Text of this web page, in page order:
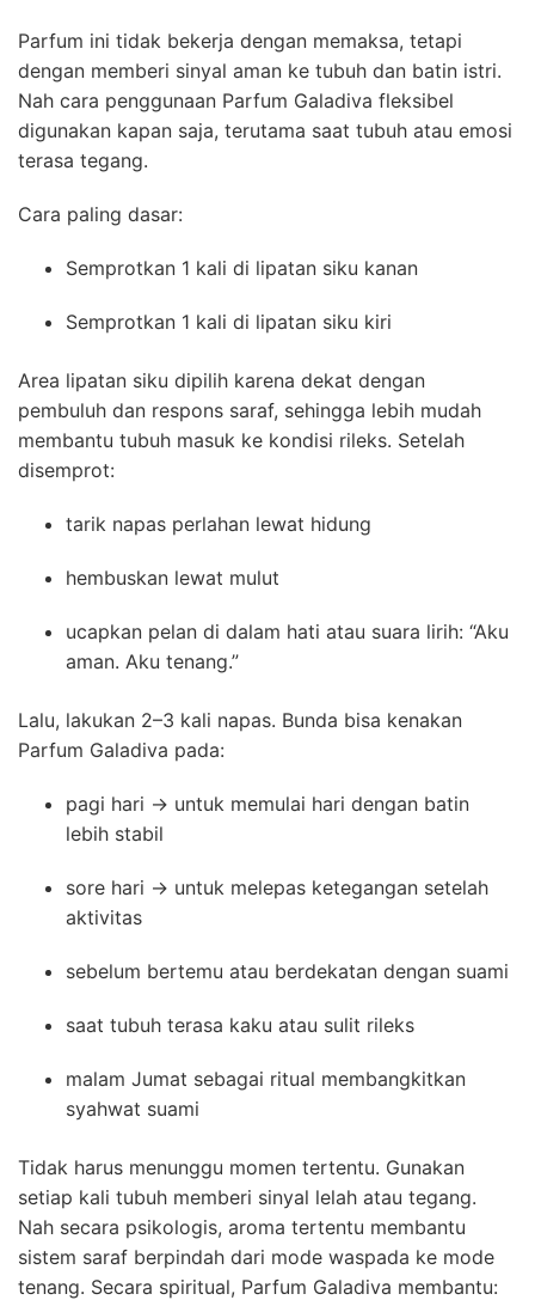
Parfum ini tidak bekerja dengan memaksa, tetapi
dengan memberi sinyal aman ke tubuh dan batin istri.
Nah cara penggunaan Parfum Galadiva fleksibel
digunakan kapan saja, terutama saat tubuh atau emosi
terasa tegang.
Cara paling dasar:
Semprotkan 1 kali di lipatan siku kanan
Semprotkan 1 kali di lipatan siku kiri
Area lipatan siku dipilih karena dekat dengan
pembuluh dan respons saraf, sehingga lebih mudah
membantu tubuh masuk ke kondisi rileks. Setelah
disemprot:
tarik napas perlahan lewat hidung
hembuskan lewat mulut
ucapkan pelan di dalam hati atau suara lirih: “Aku
aman. Aku tenang.”
Lalu, lakukan 2–3 kali napas. Bunda bisa kenakan
Parfum Galadiva pada:
pagi hari → untuk memulai hari dengan batin
lebih stabil
sore hari → untuk melepas ketegangan setelah
aktivitas
sebelum bertemu atau berdekatan dengan suami
saat tubuh terasa kaku atau sulit rileks
malam Jumat sebagai ritual membangkitkan
syahwat suami
Tidak harus menunggu momen tertentu. Gunakan
setiap kali tubuh memberi sinyal lelah atau tegang.
Nah secara psikologis, aroma tertentu membantu
sistem saraf berpindah dari mode waspada ke mode
tenang. Secara spiritual, Parfum Galadiva membantu: